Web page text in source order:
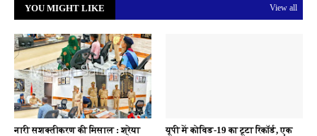
YOU MIGHT LIKE View all
नारी सशक्तीकरण की मिसाल : श्रेया
यूपी में कोविड-19 का टूटा रिकॉर्ड, एक